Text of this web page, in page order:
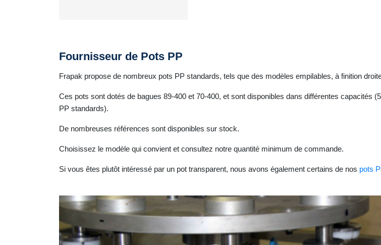
Fournisseur de Pots PP
Frapak propose de nombreux pots PP standards, tels que des modèles empilables, à finition
Ces pots sont dotés de bagues 89-400 et 70-400, et sont disponibles dans différentes capacités
PP standards).
De nombreuses références sont disponibles sur stock.
Choisissez le modèle qui convient et consultez notre quantité minimum de commande.
Si vous êtes plutôt intéressé par un pot transparent, nous avons également certains de nos pots